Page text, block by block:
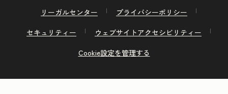
リーガルセンター
プライバシーポリシー
セキュリティー
ウェブサイトアクセシビリティー
Cookie設定を管理する